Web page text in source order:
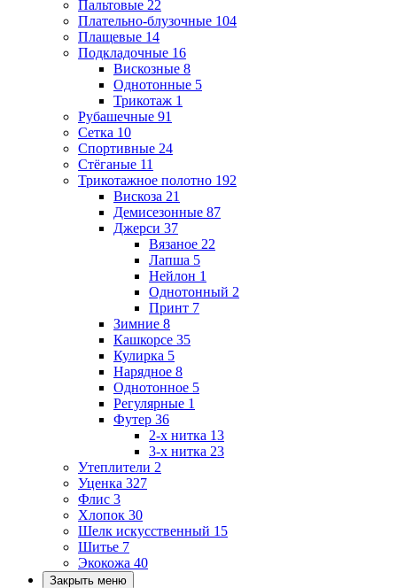
Пальтовые 22
Плательно-блузочные 104
Плащевые 14
Подкладочные 16
Вискозные 8
Однотонные 5
Трикотаж 1
Рубашечные 91
Сетка 10
Спортивные 24
Стёганые 11
Трикотажное полотно 192
Вискоза 21
Демисезонные 87
Джерси 37
Вязаное 22
Лапша 5
Нейлон 1
Однотонный 2
Принт 7
Зимние 8
Кашкорсе 35
Кулирка 5
Нарядное 8
Однотонное 5
Регулярные 1
Футер 36
2-х нитка 13
3-х нитка 23
Утеплители 2
Уценка 327
Флис 3
Хлопок 30
Шелк искусственный 15
Шитье 7
Экокожа 40
Закрыть меню